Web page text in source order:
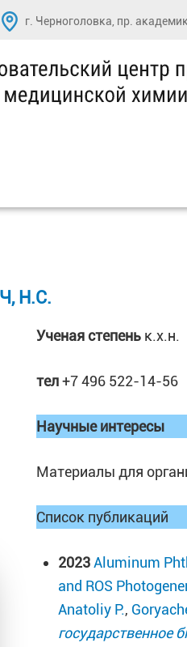
г. Черноголовка, пр.
Н.С.
Ученая степень к.х.н.
тел+7 496 522-14-56
Научные интересы
Материалы для
Список публикаций
2023Aluminum
and ROS
Anatoliy P.,
государственное